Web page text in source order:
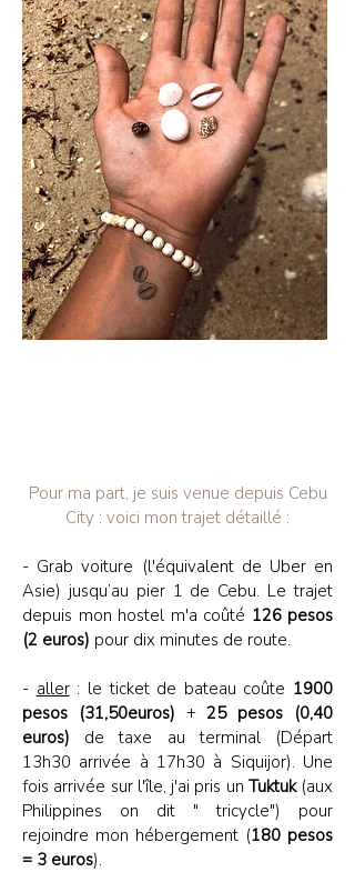
Pour ma part, je suis venue depuis Cebu
City : voici mon trajet détaillé :
- Grab voiture (l'équivalent de Uber en
Asie) jusqu’au pier 1 de Cebu. Le trajet
depuis mon hostel m'a coûté 126 pesos
(2 euros) pour dix minutes de route.
- aller: le ticket de bateau coûte 1900
pesos (31,50euros) +25 pesos (0,40
euros) de taxe au terminal (Départ
13h30 arrivée à 17h30 à Siquijor). Une
fois arrivée sur l'île, j'ai pris un Tuktuk(aux
Philippines on dit " tricycle") pour
rejoindre mon hébergement (180 pesos
= 3 euros).